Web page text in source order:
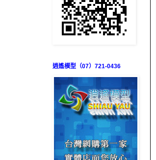
逍遙模型（07）721-0436